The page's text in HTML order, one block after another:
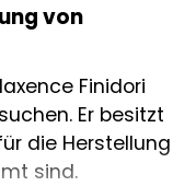
von
Finidori
Er besitzt
die Herstellung
sind.